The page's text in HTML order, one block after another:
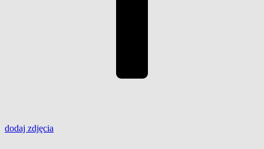
dodaj zdjęcia